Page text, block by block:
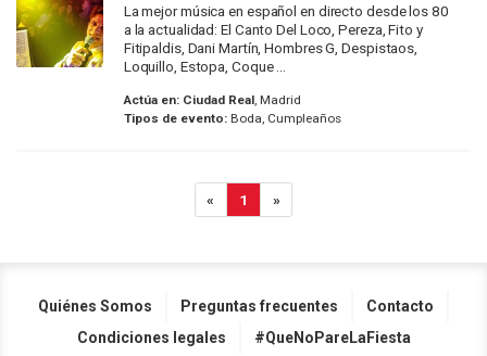
La mejor música en español en directo desde los 80
a la actualidad: El Canto Del Loco, Pereza, Fito y
Fitipaldis, Dani Martín, Hombres G, Despistaos,
Loquillo, Estopa, Coque ...
Actúa en: Ciudad Real, Madrid
Tipos de evento:Boda, Cumpleaños
« 1 »
Quiénes Somos Preguntas frecuentes
Contacto
Condiciones legales
#QueNoPareLaFiesta